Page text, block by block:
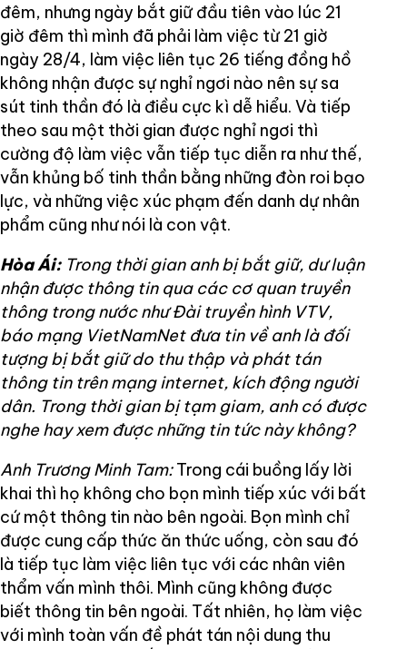
đêm, nhưng ngày bắt giữ đầu tiên vào lúc 21
giờ đêm thì mình đã phải làm việc từ 21 giờ
ngày 28/4, làm việc liên tục 26 tiếng đồng hồ
không nhận được sự nghỉ ngơi nào nên sự sa
sút tinh thần đó là điều cực kì dễ hiểu. Và tiếp
theo sau một thời gian được nghỉ ngơi thì
cường độ làm việc vẫn tiếp tục diễn ra như thế,
vẫn khủng bố tinh thần bằng những đòn roi bạo
lực, và những việc xúc phạm đến danh dự nhân
phẩm cũng như nói là con vật.
Hòa Ái: Trong thời gian anh bị bắt giữ, dư luận
nhận được thông tin qua các cơ quan truyền
thông trong nước như Đài truyền hình VTV,
báo mạng VietNamNet đưa tin về anh là đối
tượng bị bắt giữ do thu thập và phát tán
thông tin trên mạng internet, kích động người
dân. Trong thời gian bị tạm giam, anh có được
nghe hay xem được những tin tức này không?
Anh Trương Minh Tam:Trong cái buồng lấy lời
khai thì họ không cho bọn mình tiếp xúc với bất
cứ một thông tin nào bên ngoài. Bọn mình chỉ
được cung cấp thức ăn thức uống, còn sau đó
là tiếp tục làm việc liên tục với các nhân viên
thẩm vấn mình thôi. Mình cũng không được
biết thông tin bên ngoài. Tất nhiên, họ làm việc
với mình toàn vấn đề phát tán nội dung thu